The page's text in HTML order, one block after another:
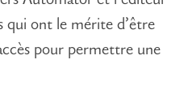
qui ont le mérite d’être
pour permettre une